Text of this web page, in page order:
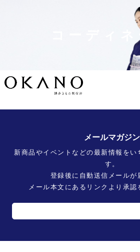
コーディネ
メールマガジン
新商品やイベントなどの最新情報をい
す。
登録後に自動送信メールが
メール本文にあるリンクより承認